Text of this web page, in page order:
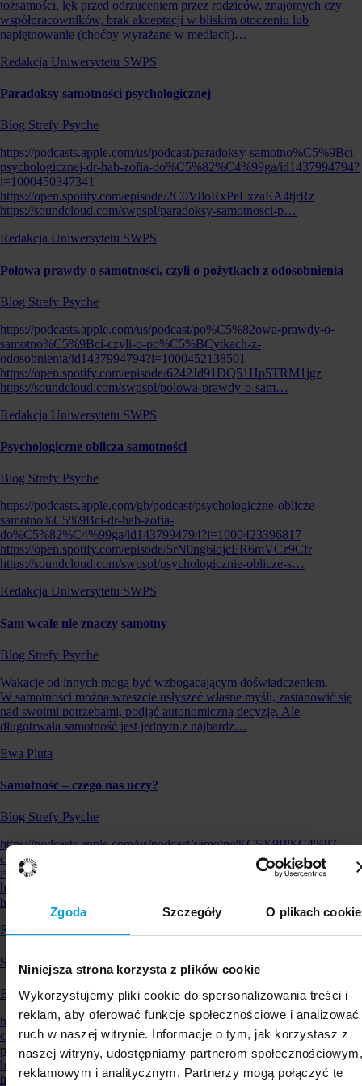
Zgoda Szczegóły O plikach
Niniejsza strona korzysta z plików cookie
Wykorzystujemy pliki cookie do spersonalizowania treści i
reklam, aby oferować funkcje społecznościowe i analizować
ruch w naszej witrynie. Informacje o tym, jak korzystasz z
naszej witryny, udostępniamy partnerom społecznościowym,
reklamowym i analitycznym. Partnerzy mogą połączyć te
tożsamości, lęk przed odrzuceniem przez rodziców, znajomych czy
współpracowników, brak akceptacji w bliskim otoczeniu lub
napiętnowanie (choćby wyrażane w mediach)…
Redakcja Uniwersytetu SWPS
Paradoksy samotności psychologicznej
Blog Strefy Psyche
https://podcasts.apple.com/us/podcast/paradoksy-samotno%C5%9Bci-
psychologicznej-dr-hab-zofia-do%C5%82%C4%99ga/id1437994794?
i=1000450347341
https://open.spotify.com/episode/2C0V8oRxPeLxzaEA4tjrRz
https://soundcloud.com/swpspl/paradoksy-samotnosci-p…
Redakcja Uniwersytetu SWPS
Połowa prawdy o samotności, czyli o pożytkach z odosobnienia
Blog Strefy Psyche
https://podcasts.apple.com/us/podcast/po%C5%82owa-prawdy-o-
samotno%C5%9Bci-czyli-o-po%C5%BCytkach-z-
odosobnienia/id1437994794?i=1000452138501
https://open.spotify.com/episode/6242Jd91DQ51Hp5TRM1jgz
https://soundcloud.com/swpspl/polowa-prawdy-o-sam…
Redakcja Uniwersytetu SWPS
Psychologiczne oblicza samotności
Blog Strefy Psyche
https://podcasts.apple.com/gb/podcast/psychologiczne-oblicze-
samotno%C5%9Bci-dr-hab-zofia-
do%C5%82%C4%99ga/id1437994794?i=1000423396817
https://open.spotify.com/episode/5rN0ng6iojcER6mVCz9Cfr
https://soundcloud.com/swpspl/psychologicznie-oblicze-s…
Redakcja Uniwersytetu SWPS
Sam wcale nie znaczy samotny
Blog Strefy Psyche
Wakacje od innych mogą być wzbogacającym doświadczeniem.
W samotności można wreszcie usłyszeć własne myśli, zastanowić się
nad swoimi potrzebami, podjąć autonomiczną decyzję. Ale
długotrwała samotność jest jednym z najbardz…
Ewa Pluta
Samotność – czego nas uczy?
Blog Strefy Psyche
https://podcasts.apple.com/us/podcast/samotno%C5%9B%C4%87-
czego-nas-uczy-s%C5%82awomir-prusakowski/id1437994794?
i=1000451305844
https://open.spotify.com/episode/498diwFRFuG2zYn0v9urHf
https://soundcloud.com/swpspl/samotnosc-czego-nas-uczy-slawomir…
Redakcja Uniwersytetu SWPS
Samotność – czy można ją oswoić?
Blog Strefy Psyche
https://podcasts.apple.com/gb/podcast/samotno%C5%9B%C4%87-
czy-mo%C5%BCna-j%C4%85-oswoi%C4%87-s%C5%82awomir-
prusakowski/id1437994794?i=1000423475426
https://open.spotify.com/episode/32G0MeATZv1XE9109lJYko
https://soundcloud.com/swpspl/samotnosc-czy…